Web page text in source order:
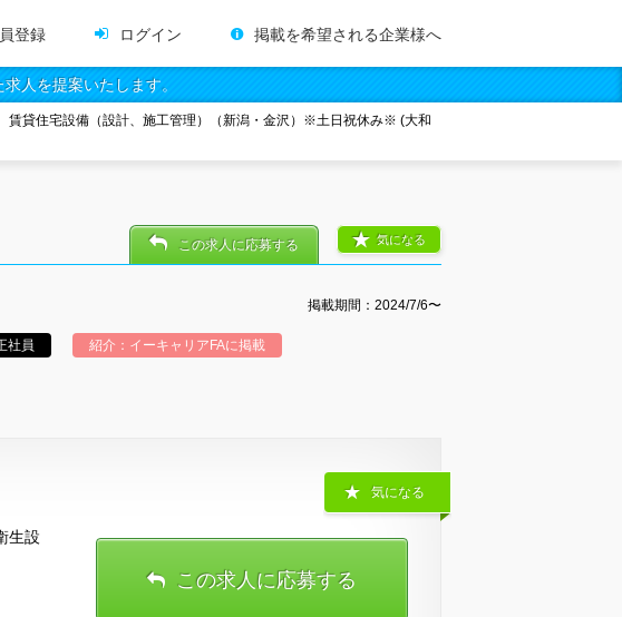
登録 ログイン 掲載を希望される企業様へ
人を提案いたします。
賃貸住宅設備（設計、施工管理）（新潟・金沢）※土日祝休み※ (大和
掲載期間：2024/7/6〜
社員 紹介：イーキャリアFAに掲載
気になる
この求人に応募する
生設
気になる
この求人に応募する